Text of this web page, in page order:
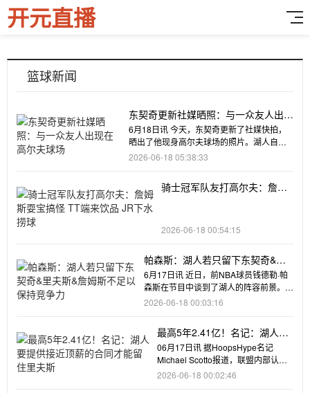
开元直播
篮球新闻
东契奇更新社媒晒照：与一众友人出现
在高尔夫球场
6月18日讯 今天，东契奇更新了社媒快拍，
晒出了他现身高尔夫球场的照片。湖人自媒
体PurpGold评
2026-06-18 05:38:33
骑士冠军队友打高尔夫：詹姆
2026-06-18 00:54:15
帕森斯：湖人若只留下东契奇&里
夫斯&詹姆斯不足以保持竞争力
6月17日讯 近日，前NBA球员钱德勒·帕
森斯在节目中谈到了湖人的阵容前景。帕
森斯表示：“如果
2026-06-18 00:03:16
最高5年2.41亿！名记：湖人要
提供接近顶薪的合同才能留住里
夫斯
06月17日讯 据HoopsHype名记
Michael Scotto报道，联盟内部认
为，湖人至少要提
2026-06-18 00:02:46